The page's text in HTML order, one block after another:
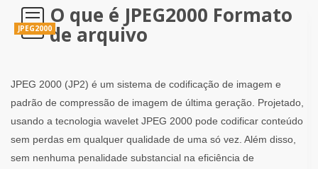
JPEG2000
O que é JPEG2000 Formato
de arquivo
JPEG 2000 (JP2) é um sistema de codificação de imagem e
padrão de compressão de imagem de última geração. Projetado,
usando a tecnologia wavelet JPEG 2000 pode codificar conteúdo
sem perdas em qualquer qualidade de uma só vez. Além disso,
sem nenhuma penalidade substancial na eficiência de